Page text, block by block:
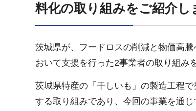
料化の取り組みをご紹介し
茨城県が、フードロスの削減と物価高
おいて支援を行った2事業者の取り組み
茨城県特産の「干しいも」の製造工程
する取り組みであり、今回の事業を通